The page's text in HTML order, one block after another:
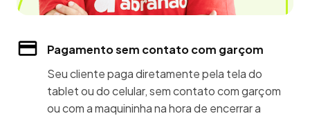
Pagamento sem contato com garçom
Seu cliente paga diretamente pela tela do
tablet ou do celular, sem contato com garçom
ou com a maquininha na hora de encerrar a